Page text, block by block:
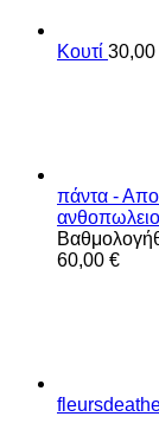
Κουτί 30,00
πάντα -
ανθοπωλειο
60,00 €